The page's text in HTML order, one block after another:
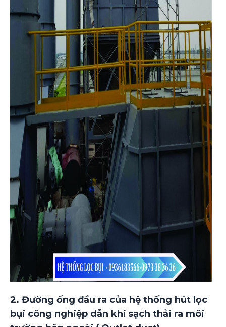
2. Đường ống đầu ra của hệ thống hút lọc
bụi công nghiệp dẫn khí sạch thải ra môi